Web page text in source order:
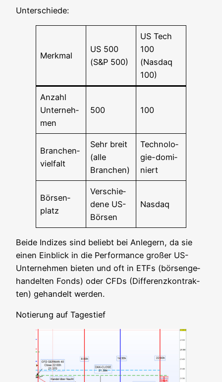
Unter­schie­de:
Merk­mal
US 500
(S&P 500)
US Tech
100
(Nasdaq
100)
Anzahl
Unter­neh­
men
500 100
Bran­chen­
viel­falt
Sehr breit
(alle
Branchen)
Tech­no­lo­
gie-domi­
niert
Bör­sen­
platz
Ver­schie­
de­ne US-
Börsen
Nasdaq
Bei­de Indi­zes sind beliebt bei Anle­gern, da sie
einen Ein­blick in die Per­for­mance gro­ßer US-
Unter­neh­men bie­ten und oft in ETFs (bör­sen­ge­
han­del­ten Fonds) oder CFDs (Dif­fe­renz­kon­trak­
ten) gehan­delt werden.
Notie­rung auf Tagestief